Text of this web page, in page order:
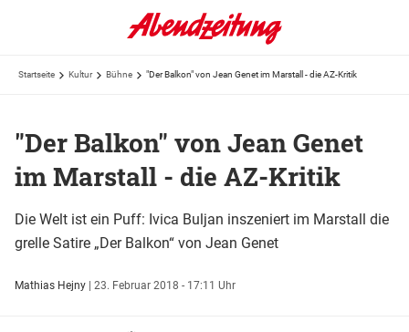
Startseite Kultur Bühne "Der Balkon" von Jean Genet im Marstall - die AZ-Kritik
"Der Balkon" von Jean Genet
im Marstall - die AZ-Kritik
Die Welt ist ein Puff: Ivica Buljan inszeniert im Marstall die
grelle Satire „Der Balkon“ von Jean Genet
Mathias Hejny | 23. Februar 2018 - 17:11 Uhr